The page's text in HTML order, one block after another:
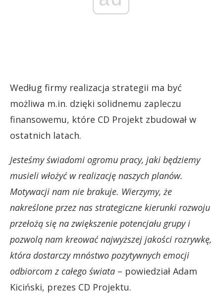
Według firmy realizacja strategii ma być
możliwa m.in. dzięki solidnemu zapleczu
finansowemu, które CD Projekt zbudował w
ostatnich latach.
Jesteśmy świadomi ogromu pracy, jaki będziemy
musieli włożyć w realizację naszych planów.
Motywacji nam nie brakuje. Wierzymy, że
nakreślone przez nas strategiczne kierunki rozwoju
przełożą się na zwiększenie potencjału grupy i
pozwolą nam kreować najwyższej jakości rozrywkę,
która dostarczy mnóstwo pozytywnych emocji
odbiorcom z całego świata – powiedział Adam
Kiciński, prezes CD Projektu.